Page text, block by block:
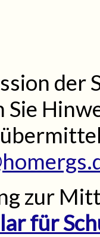
Sie
zur
für